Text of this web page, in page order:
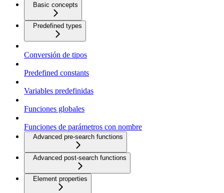
Basic concepts
Predefined types
Conversión de tipos
Predefined constants
Variables predefinidas
Funciones globales
Funciones de parámetros con nombre
Advanced pre-search functions
Advanced post-search functions
Element properties